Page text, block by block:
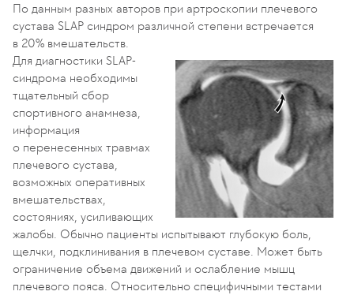
По данным разных авторов при артроскопии плечевого
сустава SLAP синдром различной степени встречается
в 20% вмешательств.
Для диагностики SLAP-
синдрома необходимы
тщательный сбор
спортивного анамнеза,
информация
о перенесенных травмах
плечевого сустава,
возможных оперативных
вмешательствах,
состояниях, усиливающих
жалобы. Обычно пациенты испытывают глубокую боль,
щелчки, подклинивания в плечевом суставе. Может быть
ограничение объема движений и ослабление мышц
плечевого пояса. Относительно специфичными тестами